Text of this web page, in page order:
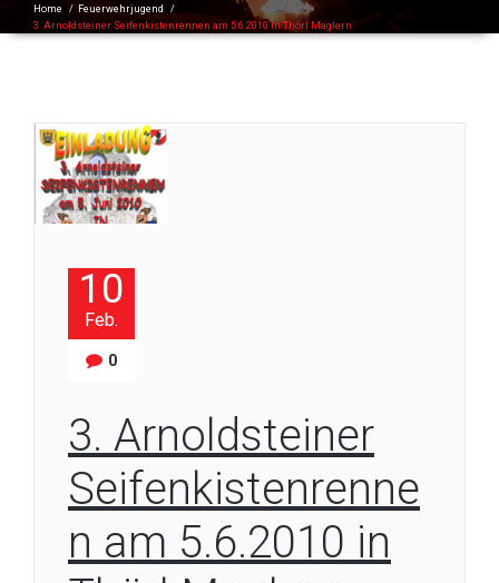
Home / Feuerwehrjugend /
3. Arnoldsteiner Seifenkistenrennen am 5.6.2010 in Thörl Maglern
10
Feb.
0
3. Arnoldsteiner
Seifenkistenrenne
n am 5.6.2010 in